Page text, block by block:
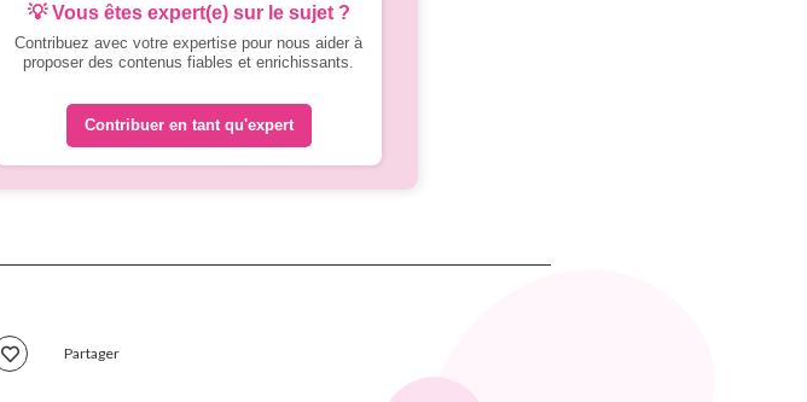
💡 Vous êtes expert(e) sur le sujet ?
Contribuez avec votre expertise pour nous aider à
proposer des contenus fiables et enrichissants.
Contribuer en tant qu'expert
Partager